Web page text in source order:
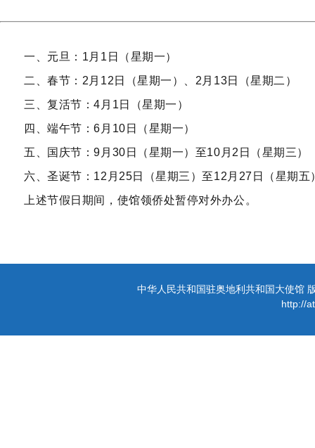
一、元旦：1月1日（星期一）
二、春节：2月12日（星期一）、2月13日（星期二）
三、复活节：4月1日（星期一）
四、端午节：6月10日（星期一）
五、国庆节：9月30日（星期一）至10月2日（星期三）
六、圣诞节：12月25日（星期三）至12月27日（星期五
上述节假日期间，使馆领侨处暂停对外办公。
中华人民共和国驻奥地利共和国大使馆
http://